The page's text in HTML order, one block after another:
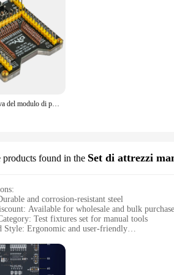
Testing Efficiency**
Accessori IoT are meticulously crafted to
the rigors of repeated use while maintaining
are met with precision and efficiency.
and User-Friendly**
sessions. Whether you are a vendor,
transported and set up, making them an
are tested under consistent conditions.
you can trust in the reliability of your
Scheda di prova del modulo di programmazione ESP32 scheda di sviluppo del sistema di masterizzazione del dispositivo (senza modulo)
products found in the Set di attrezzi
and corrosion-resistant steel
Available for wholesale and bulk
Test fixtures set for manual tools
Style: Ergonomic and user-friendly
Scenario: Suitable for a wide range of
or Weight or Quantity: Comprehensive set